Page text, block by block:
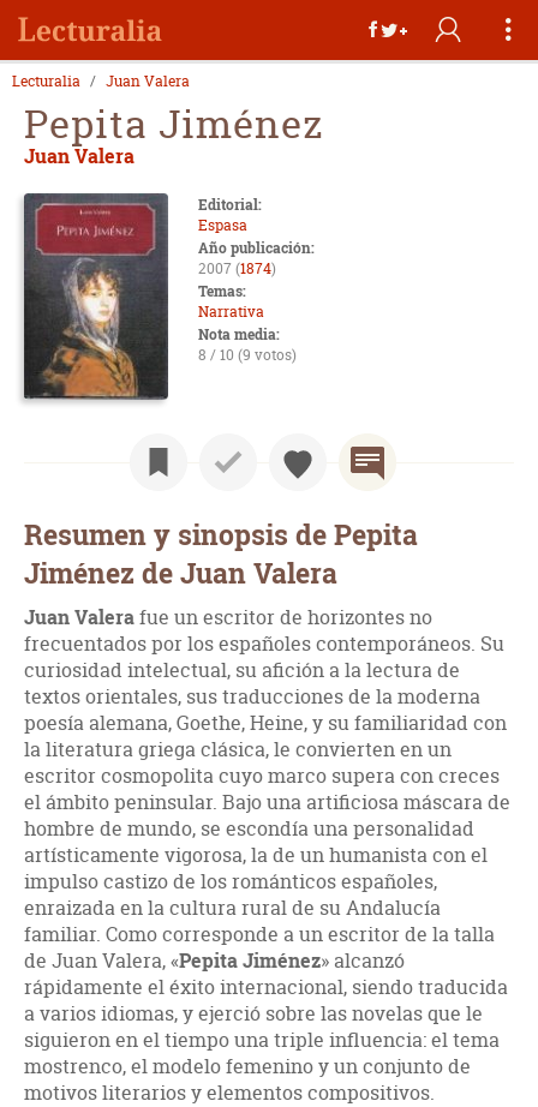
Lecturalia Juan Valera
Pepita Jiménez
Juan Valera
Editorial:
Espasa
Año publicación:
2007 (1874)
Temas:
Narrativa
Nota media:
8 / 10 (9 votos)
Resumen y sinopsis de Pepita
Jiménez de Juan Valera
Juan Valerafue un escritor de horizontes no
frecuentados por los españoles contemporáneos. Su
curiosidad intelectual, su afición a la lectura de
textos orientales, sus traducciones de la moderna
poesía alemana, Goethe, Heine, y su familiaridad con
la literatura griega clásica, le convierten en un
escritor cosmopolita cuyo marco supera con creces
el ámbito peninsular. Bajo una artificiosa máscara de
hombre de mundo, se escondía una personalidad
artísticamente vigorosa, la de un humanista con el
impulso castizo de los románticos españoles,
enraizada en la cultura rural de su Andalucía
familiar. Como corresponde a un escritor de la talla
de Juan Valera, «Pepita Jiménez» alcanzó
rápidamente el éxito internacional, siendo traducida
a varios idiomas, y ejerció sobre las novelas que le
siguieron en el tiempo una triple influencia: el tema
mostrenco, el modelo femenino y un conjunto de
motivos literarios y elementos compositivos.